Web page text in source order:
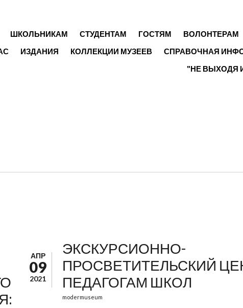
МЕНЮ
ШКОЛЬНИКАМ СТУДЕНТАМ ГОСТЯМ ВОЛОНТЕРАМ
ИЗДАНИЯ КОЛЛЕКЦИИ МУЗЕЕВ
СПРАВОЧНАЯ
"НЕ ВЫХОДЯ
АПР
09
2021
ЭКСКУРСИОННО-
ПРОСВЕТИТЕЛЬСКИЙ
ПЕДАГОГАМ ШКОЛ
modermuseum